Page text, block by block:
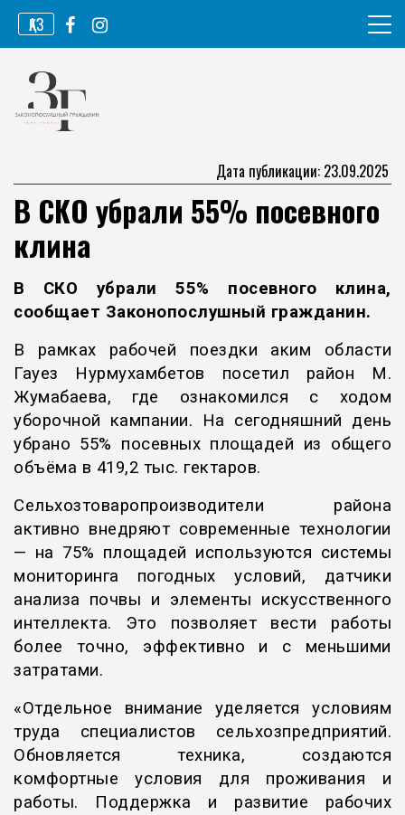
Перейти
содержимому
ҚАЗ
Законопослушный гражданин
Дата публикации: 23.09.2025
В СКО убрали 55% посевного
клина
В СКО убрали 55% посевного клина,
сообщает Законопослушный гражданин.
В рамках рабочей поездки аким области
Гауез Нурмухамбетов посетил район М.
Жумабаева, где ознакомился с ходом
уборочной кампании. На сегодняшний день
убрано 55% посевных площадей из общего
объёма в 419,2 тыс. гектаров.
Сельхозтоваропроизводители района
активно внедряют современные технологии
— на 75% площадей используются системы
мониторинга погодных условий, датчики
анализа почвы и элементы искусственного
интеллекта. Это позволяет вести работы
более точно, эффективно и с меньшими
затратами.
«Отдельное внимание уделяется условиям
труда специалистов сельхозпредприятий.
Обновляется техника, создаются
комфортные условия для проживания и
работы. Поддержка и развитие рабочих